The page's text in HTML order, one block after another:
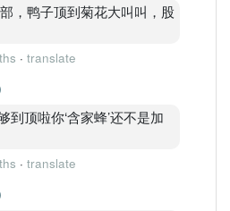
，鸭子顶到菊花大叫叫，股
· translate
到顶啦你‘含家蜂’还不是加
· translate